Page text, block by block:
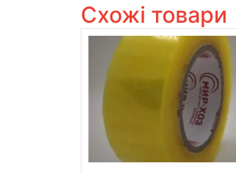
Схожі товари